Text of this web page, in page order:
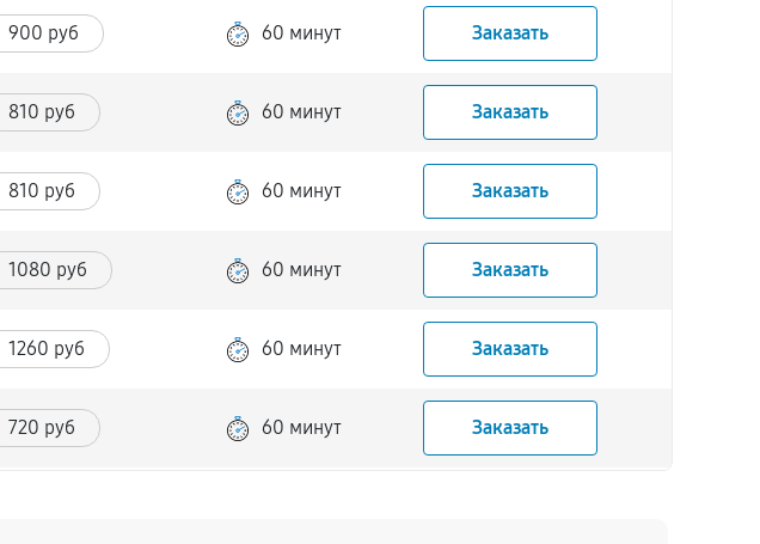
900 руб 60 минут Заказать
810 руб 60 минут Заказать
810 руб 60 минут Заказать
1080 руб 60 минут Заказать
1260 руб 60 минут Заказать
720 руб 60 минут Заказать